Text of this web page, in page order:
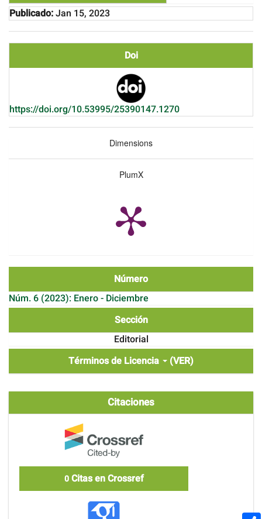
Publicado:Jan 15, 2023
Doi
https://doi.org/10.53995/25390147.1270
Dimensions
PlumX
Número
Núm. 6 (2023): Enero - Diciembre
Sección
Editorial
Términos de Licencia
(VER)
Citaciones
0Citas en Crossref